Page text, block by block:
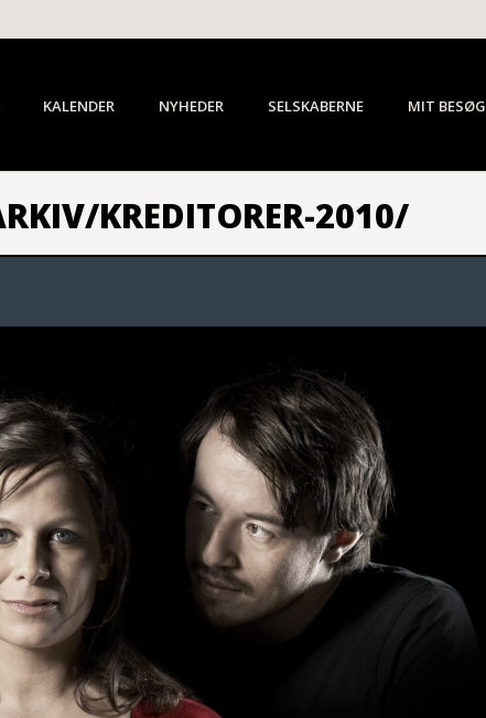
KALENDER NYHEDER SELSKABERNE MIT BESØG
KREDITORER-2010/